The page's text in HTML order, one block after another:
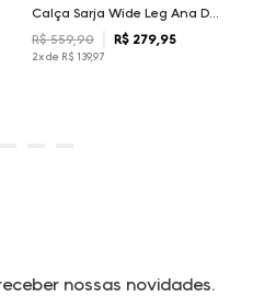
Calça Sarja Wide Leg Ana Dudalina Feminina
R$ 559,90 R$ 279, 95
2x de R$ 139,97
nossas novidades.